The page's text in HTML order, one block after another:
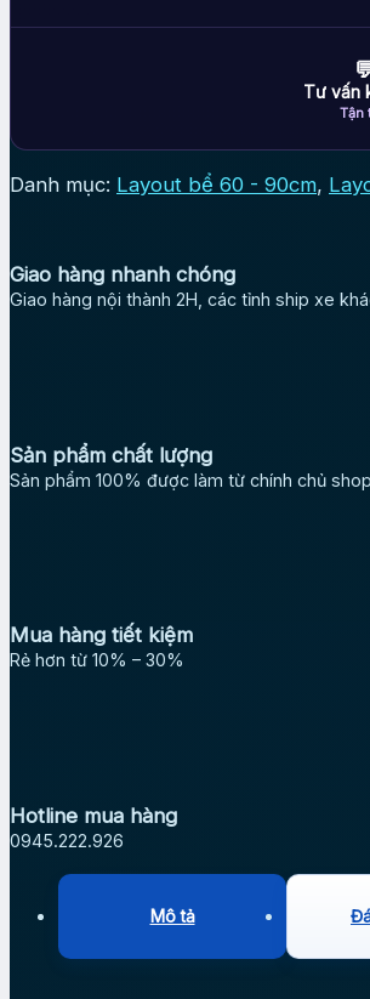
HÔ
Tư vấn
Tận
Danh mục: Layout bể 60 - 90cm,
Giao hàng nhanh chóng
Giao hàng nội thành 2H, các tỉnh ship xe
Sản phẩm chất lượng
Sản phẩm 100% được làm từ chính chủ shop
Mua hàng tiết kiệm
Rẻ hơn từ 10% – 30%
Hotline mua hàng
0945.222.926
Mô tả